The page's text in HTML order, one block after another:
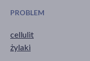
PROBLEM
cellulit
żylaki